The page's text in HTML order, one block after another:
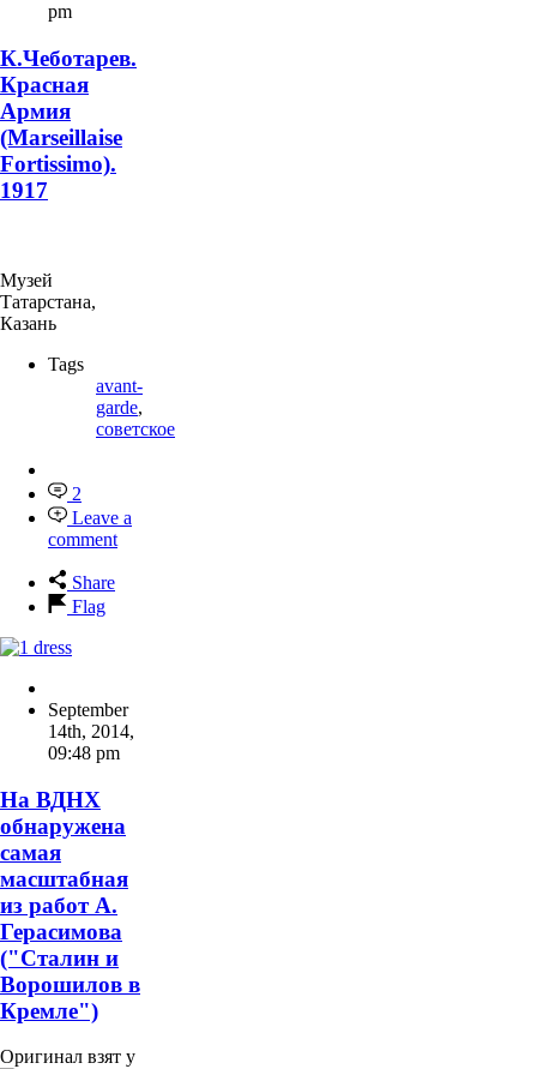
pm
К.Чеботарев.
Красная
Армия
(Marseillaise
Fortissimo).
1917
Музей
Татарстана,
Казань
Tags
avant-
garde,
советское
2
Leave a
comment
Share
Flag
September
14th, 2014,
09:48 pm
На ВДНХ
обнаружена
самая
масштабная
из работ А.
Герасимова
("Сталин и
Ворошилов в
Кремле")
Оригинал взят у